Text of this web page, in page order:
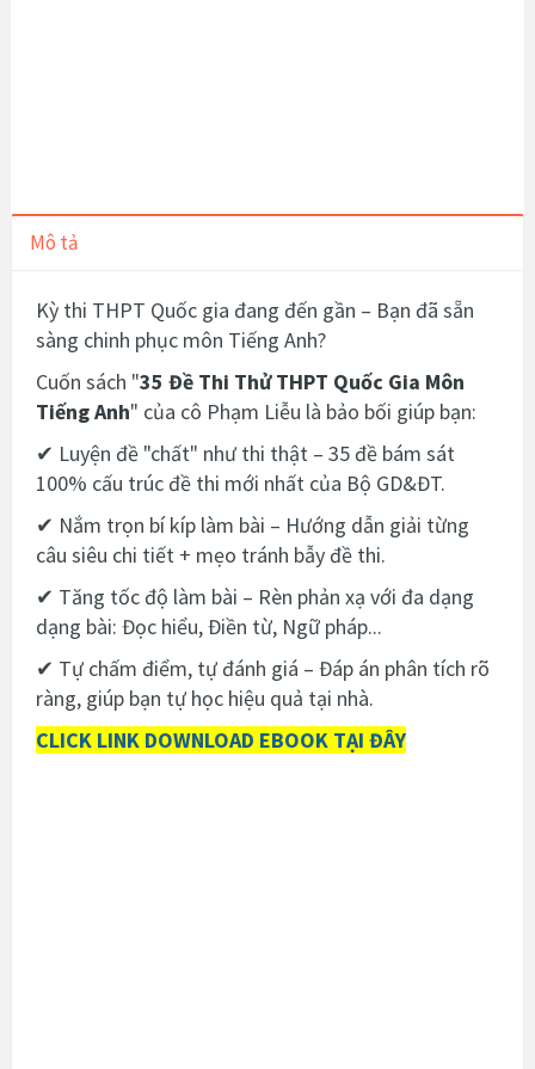
Mô tả
Kỳ thi THPT Quốc gia đang đến gần – Bạn đã sẵn
sàng chinh phục môn Tiếng Anh?
Cuốn sách "35 Đề Thi Thử THPT Quốc Gia Môn
Tiếng Anh" của cô Phạm Liễu là bảo bối giúp bạn:
✔ Luyện đề "chất" như thi thật – 35 đề bám sát
100% cấu trúc đề thi mới nhất của Bộ GD&ĐT.
✔ Nắm trọn bí kíp làm bài – Hướng dẫn giải từng
câu siêu chi tiết + mẹo tránh bẫy đề thi.
✔ Tăng tốc độ làm bài – Rèn phản xạ với đa dạng
dạng bài: Đọc hiểu, Điền từ, Ngữ pháp...
✔ Tự chấm điểm, tự đánh giá – Đáp án phân tích rõ
ràng, giúp bạn tự học hiệu quả tại nhà.
CLICK LINK DOWNLOAD EBOOK TẠI ĐÂY